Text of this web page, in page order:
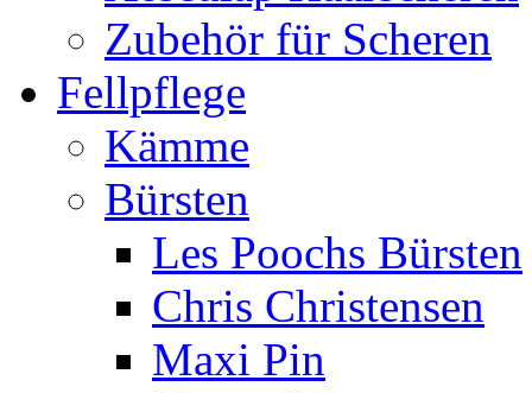
Zubehör für Scheren
Fellpflege
Kämme
Bürsten
Les Poochs Bürsten
Chris Christensen
Maxi Pin